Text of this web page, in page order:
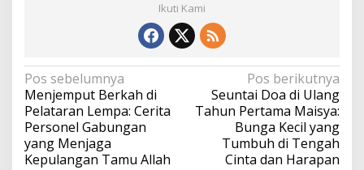
Ikuti Kami
Navigasi
pos
Pos sebelumnya
Menjemput Berkah di
Pelataran Lempa: Cerita
Personel Gabungan
yang Menjaga
Kepulangan Tamu Allah
Pos berikutnya
Seuntai Doa di Ulang
Tahun Pertama Maisya:
Bunga Kecil yang
Tumbuh di Tengah
Cinta dan Harapan